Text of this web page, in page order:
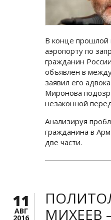
В конце прошлой
аэропорту по
гражданин
объявлен в
заявил его
Миронова
незаконной
Анализируя
гражданина в
две части.
11
АВГ
2016
МИХЕЕВ